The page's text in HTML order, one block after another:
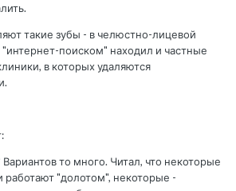
такие зубы - в челюстно-лицевой
поиском" находил и частные
в которых удаляются
Вариантов то много. Читал, что некоторые
работают "долотом", некоторые -